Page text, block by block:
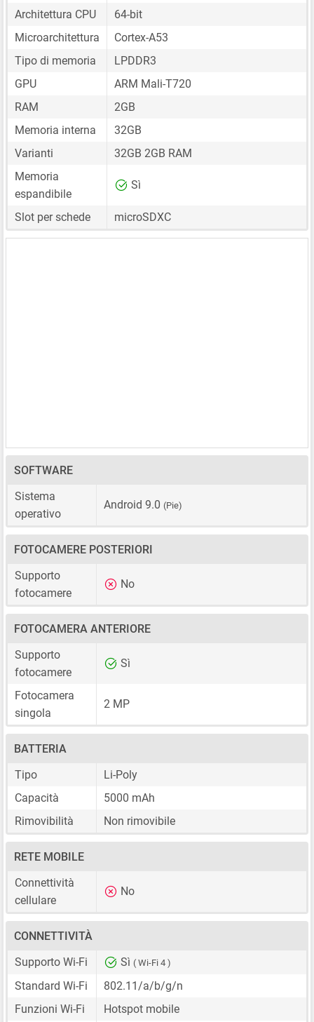
Architettura CPU
64-bit
Microarchitettura
Cortex-A53
Tipo di memoria
LPDDR3
GPU
ARM Mali-T720
RAM
2GB
Memoria interna
32GB
Varianti
32GB 2GB RAM
Memoria
espandibile
Sì
Slot per schede microSDXC
SOFTWARE
Sistema
operativo
Android 9.0 (Pie)
FOTOCAMERE POSTERIORI
Supporto
fotocamere
No
FOTOCAMERA ANTERIORE
Supporto
fotocamere
Sì
Fotocamera
singola
2 MP
BATTERIA
Tipo
Li-Poly
Capacità
5000 mAh
Rimovibilità
Non rimovibile
RETE MOBILE
Connettività
cellulare
No
CONNETTIVITÀ
Supporto Wi-Fi
Sì ( Wi-Fi 4 )
Standard Wi-Fi
802.11/a/b/g/n
Funzioni Wi-Fi
Hotspot mobile